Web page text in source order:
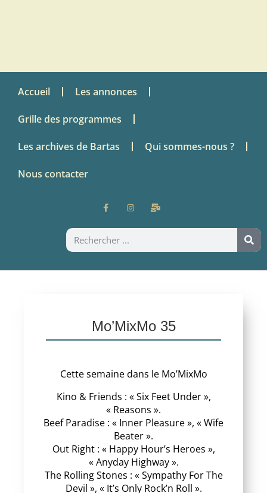
Accueil Les annonces
Grille des programmes
Les archives de Bartas Qui sommes-nous ?
Nous contacter
Mo’MixMo 35
Cette semaine dans le Mo’MixMo
Kino & Friends : « Six Feet Under »,
« Reasons ».
Beef Paradise : « Inner Pleasure », « Wife
Beater ».
Out Right : « Happy Hour’s Heroes »,
« Anyday Highway ».
The Rolling Stones : « Sympathy For The
Devil », « It’s Only Rock’n Roll ».